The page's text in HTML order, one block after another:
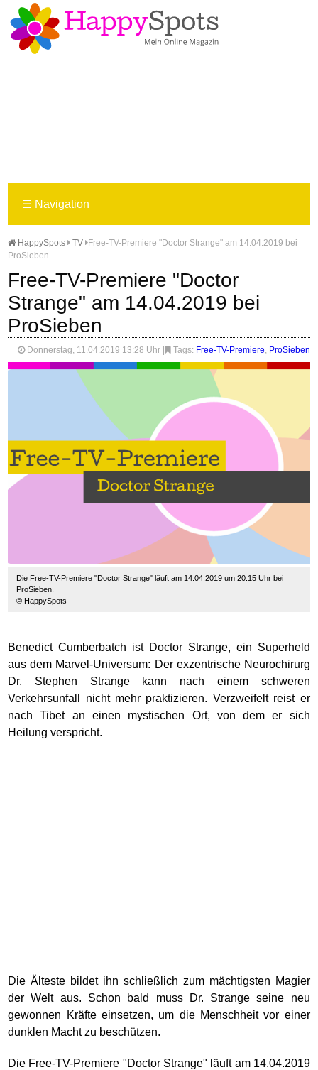
☰ Navigation
HappySpots TV
Free-TV-Premiere "Doctor Strange" am 14.04.2019 bei
ProSieben
Free-TV-Premiere "Doctor
Strange" am 14.04.2019 bei
ProSieben
Donnerstag, 11.04.2019 13:28 Uhr Tags: Free-TV-Premiere, ProSieben
Die Free-TV-Premiere "Doctor Strange" läuft am 14.04.2019 um 20.15 Uhr bei
ProSieben.
© HappySpots
Benedict Cumberbatch ist Doctor Strange, ein Superheld
aus dem Marvel-Universum: Der exzentrische Neurochirurg
Dr. Stephen Strange kann nach einem schweren
Verkehrsunfall nicht mehr praktizieren. Verzweifelt reist er
nach Tibet an einen mystischen Ort, von dem er sich
Heilung verspricht.
Die Älteste bildet ihn schließlich zum mächtigsten Magier
der Welt aus. Schon bald muss Dr. Strange seine neu
gewonnen Kräfte einsetzen, um die Menschheit vor einer
dunklen Macht zu beschützen.
Die Free-TV-Premiere "Doctor Strange" läuft am 14.04.2019